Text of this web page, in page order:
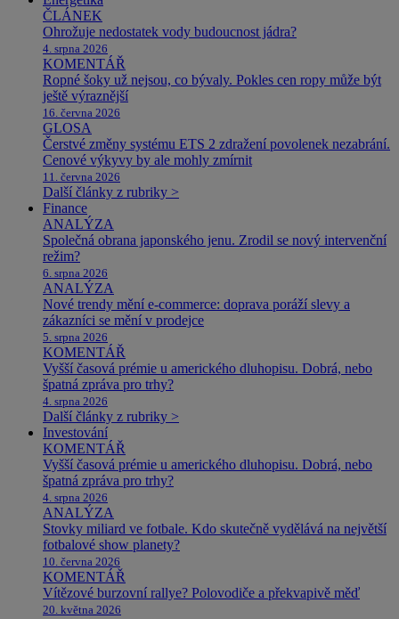
ČLÁNEK
Ohrožuje nedostatek vody budoucnost jádra?
4. srpna 2026
KOMENTÁŘ
Ropné šoky už nejsou, co bývaly. Pokles cen ropy může být
ještě výraznější
16. června 2026
GLOSA
Čerstvé změny systému ETS 2 zdražení povolenek nezabrání.
Cenové výkyvy by ale mohly zmírnit
11. června 2026
Další články z rubriky >
Finance
ANALÝZA
Společná obrana japonského jenu. Zrodil se nový intervenční
režim?
6. srpna 2026
ANALÝZA
Nové trendy mění e-commerce: doprava poráží slevy a
zákazníci se mění v prodejce
5. srpna 2026
KOMENTÁŘ
Vyšší časová prémie u amerického dluhopisu. Dobrá, nebo
špatná zpráva pro trhy?
4. srpna 2026
Další články z rubriky >
Investování
KOMENTÁŘ
Vyšší časová prémie u amerického dluhopisu. Dobrá, nebo
špatná zpráva pro trhy?
4. srpna 2026
ANALÝZA
Stovky miliard ve fotbale. Kdo skutečně vydělává na největší
fotbalové show planety?
10. června 2026
KOMENTÁŘ
Vítězové burzovní rallye? Polovodiče a překvapivě měď
20. května 2026